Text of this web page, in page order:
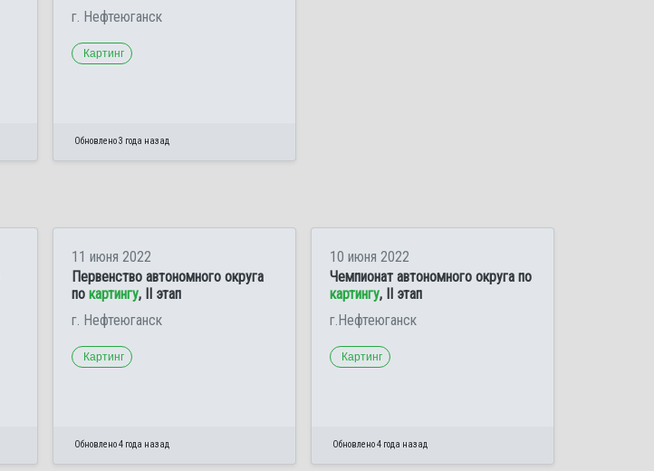
г. Нефтеюганск
Картинг
Обновлено 3 года назад
11 июня 2022
Первенство автономного округа
по картингу, II этап
г. Нефтеюганск
Картинг
Обновлено 4 года назад
10 июня 2022
Чемпионат автономного округа по
картингу, II этап
г.Нефтеюганск
Картинг
Обновлено 4 года назад